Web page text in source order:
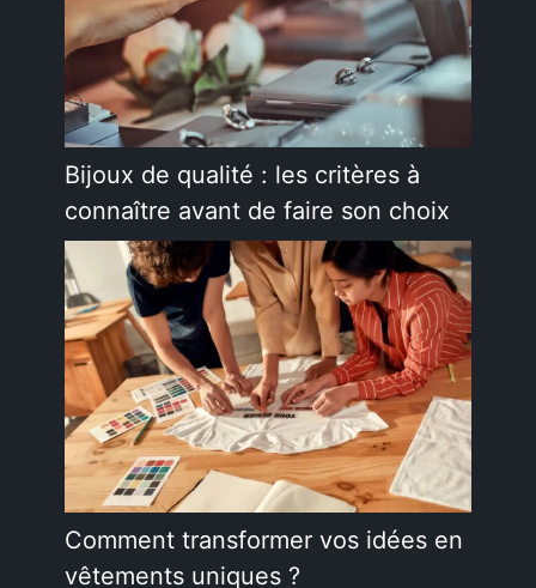
Bijoux de qualité : les critères à
connaître avant de faire son choix
Comment transformer vos idées en
vêtements uniques ?